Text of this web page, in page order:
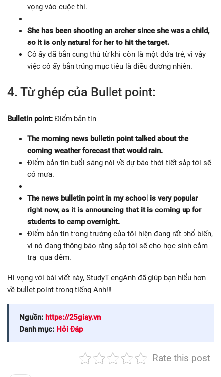
vọng vào cuộc thi.
She has been shooting an archer since she was a child,
so it is only natural for her to hit the target.
Cô ấy đã bắn cung thủ từ khi còn là một đứa trẻ, vì vậy
việc cô ấy bắn trúng mục tiêu là điều đương nhiên.
4. Từ ghép của Bullet point:
Bulletin point: Điểm bản tin
The morning news bulletin point talked about the
coming weather forecast that would rain.
Điểm bản tin buổi sáng nói về dự báo thời tiết sắp tới sẽ
có mưa.
The news bulletin point in my school is very popular
right now, as it is announcing that it is coming up for
students to camp overnight.
Điểm bản tin trong trường của tôi hiện đang rất phổ biến,
vì nó đang thông báo rằng sắp tới sẽ cho học sinh cắm
trại qua đêm.
Hi vọng với bài viết này, StudyTiengAnh đã giúp bạn hiểu hơn
về bullet point trong tiếng Anh!!!
Nguồn: https://25giay.vn
Danh mục: Hỏi Đáp
Rate this post